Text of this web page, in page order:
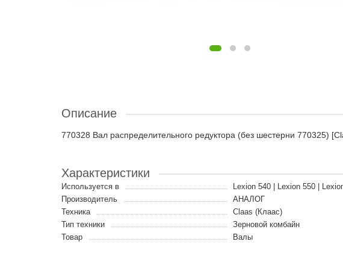
Описание
770328 Вал распределительного редуктора (без шестерни 770325)
Характеристики
Используется в
Lexion 540 | Lexion 550 |
Производитель
АНАЛОГ
Техника
Claas (Клаас)
Тип техники
Зерновой комбайн
Товар
Валы